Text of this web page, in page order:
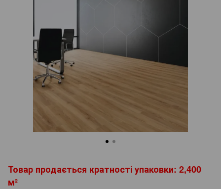
Товар продається кратності упаковки: 2,400
м²